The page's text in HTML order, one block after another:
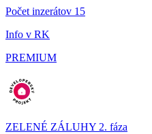
Počet inzerátov 15
Info v RK
PREMIUM
ZELENÉ ZÁLUHY 2. fáza